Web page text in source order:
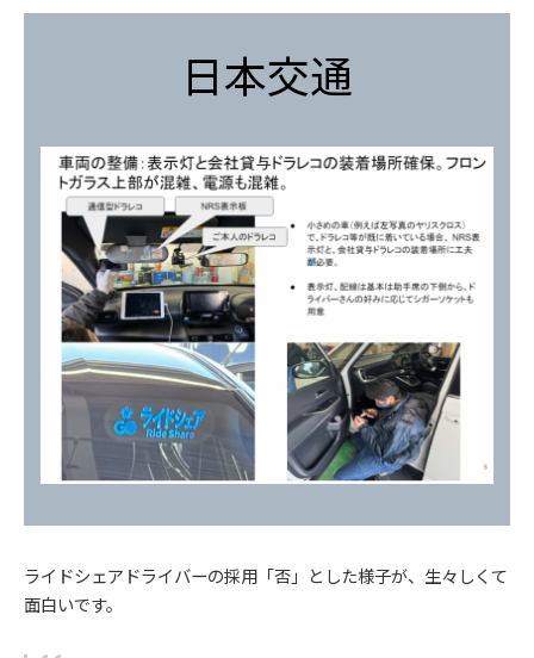
日本交通
ライドシェアドライバーの採用「否」とした様子が、生々しくて
面白いです。